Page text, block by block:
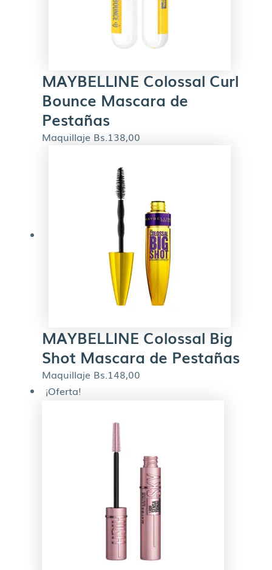
MAYBELLINE Colossal Curl
Bounce Mascara de
Pestañas
Maquillaje Bs.138,00
MAYBELLINE Colossal Big
Shot Mascara de Pestañas
Maquillaje Bs.148,00
¡Oferta!